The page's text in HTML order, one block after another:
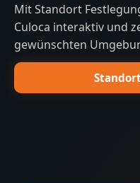
Mit Standort
Culoca interaktiv und
gewünschten